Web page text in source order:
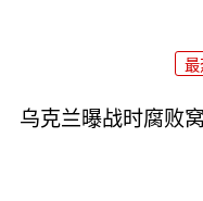
最
乌克兰曝战时腐败